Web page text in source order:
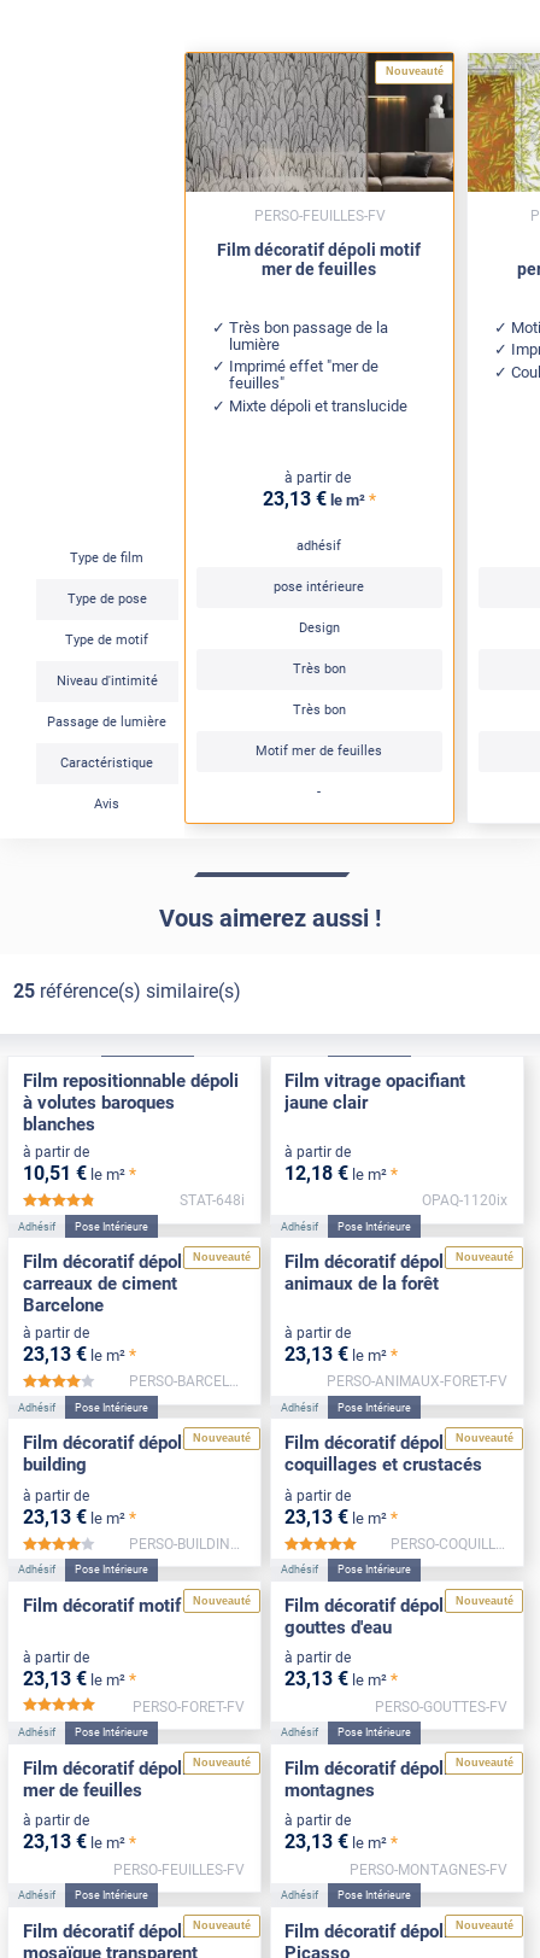
Type de film
Type de pose
Type de motif
Niveau d'intimité
Passage de lumière
Caractéristique
Avis
Nouveauté
Film décoratif dépoli motif
mer de feuilles
Très bon passage de la
lumière
Imprimé effet "mer de
feuilles"
Mixte dépoli et translucide
à partir de
23,13 € le m² *
adhésif
pose intérieure
Design
Très bon
Très bon
Motif mer de feuilles
-
PERSO-FEUILLES-FV
Vous aimerez aussi !
25référence(s) similaire(s)
Film repositionnable dépoli
à volutes baroques
blanches
à partir de
10,51 € le m² *
*****
STAT-648i
Film vitrage opacifiant
jaune clair
à partir de
12,18 € le m² *
OPAQ-1120ix
Nouveauté
Adhésif Pose Intérieure
Film décoratif dépoli
carreaux de ciment
Barcelone
à partir de
23,13 € le m² *
*****
PERSO-BARCELONE-NEG-FV
Nouveauté
Adhésif Pose Intérieure
Film décoratif dépoli motif
animaux de la forêt
à partir de
23,13 € le m² *
PERSO-ANIMAUX-FORET-FV
Nouveauté
Adhésif Pose Intérieure
Film décoratif dépoli motif
building
à partir de
23,13 € le m² *
*****
PERSO-BUILDING-FV
Nouveauté
Adhésif Pose Intérieure
Film décoratif dépoli motif
coquillages et crustacés
à partir de
23,13 € le m² *
*****
PERSO-COQUILLAGES-FV
Nouveauté
Adhésif Pose Intérieure
Film décoratif motif forêt
à partir de
23,13 € le m² *
PERSO-FORET-FV
Nouveauté
Adhésif Pose Intérieure
Film décoratif dépoli motif
gouttes d'eau
à partir de
23,13 € le m² *
PERSO-GOUTTES-FV
Nouveauté
Adhésif Pose Intérieure
Film décoratif dépoli motif
mer de feuilles
à partir de
23,13 € le m² *
PERSO-FEUILLES-FV
Nouveauté
Adhésif Pose Intérieure
Film décoratif dépoli motif
montagnes
à partir de
23,13 € le m² *
PERSO-MONTAGNES-FV
Nouveauté
Adhésif Pose Intérieure
Film décoratif dépoli motif
mosaïque transparent
Nouveauté
Adhésif Pose Intérieure
Film décoratif dépoli motif
Picasso